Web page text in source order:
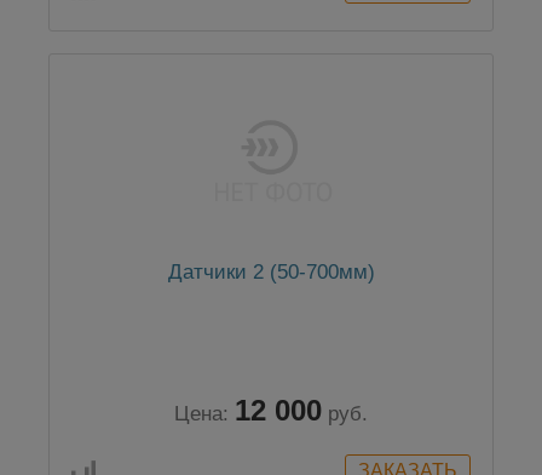
Датчики 2 (50-700мм)
Цена: 12 000 руб.